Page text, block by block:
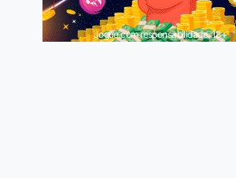
Jogue com responsabilidade. 18+